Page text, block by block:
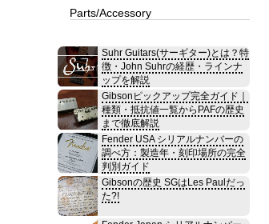
Parts/Accessory
Suhr Guitars(サーギター)とは？特
徴・John Suhrの経歴・ラインナ
ップを解説
Gibsonピックアップ完全ガイド｜
種類・抵抗値一覧からPAFの歴史
まで徹底解説
Fender USA シリアルナンバーの
調べ方：製造年・刻印場所の完全
判別ガイド
Gibsonの歴史 SGはLes Paulだっ
た?!